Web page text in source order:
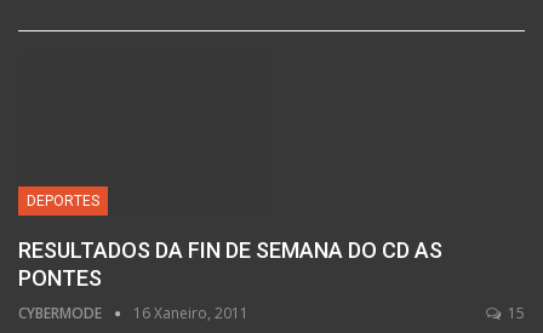
DEPORTES
RESULTADOS DA FIN DE SEMANA DO CD AS
PONTES
CYBERMODE 16 Xaneiro, 2011 15